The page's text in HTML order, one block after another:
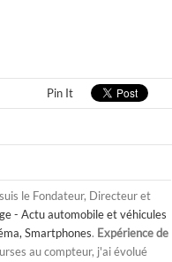
Pin It
le Fondateur, Directeur et
- Actu automobile et véhicules
Smartphones. Expérience de
au compteur, j'ai évolué